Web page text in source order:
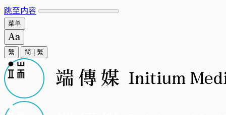
跳至内容
菜单
繁 简 繁